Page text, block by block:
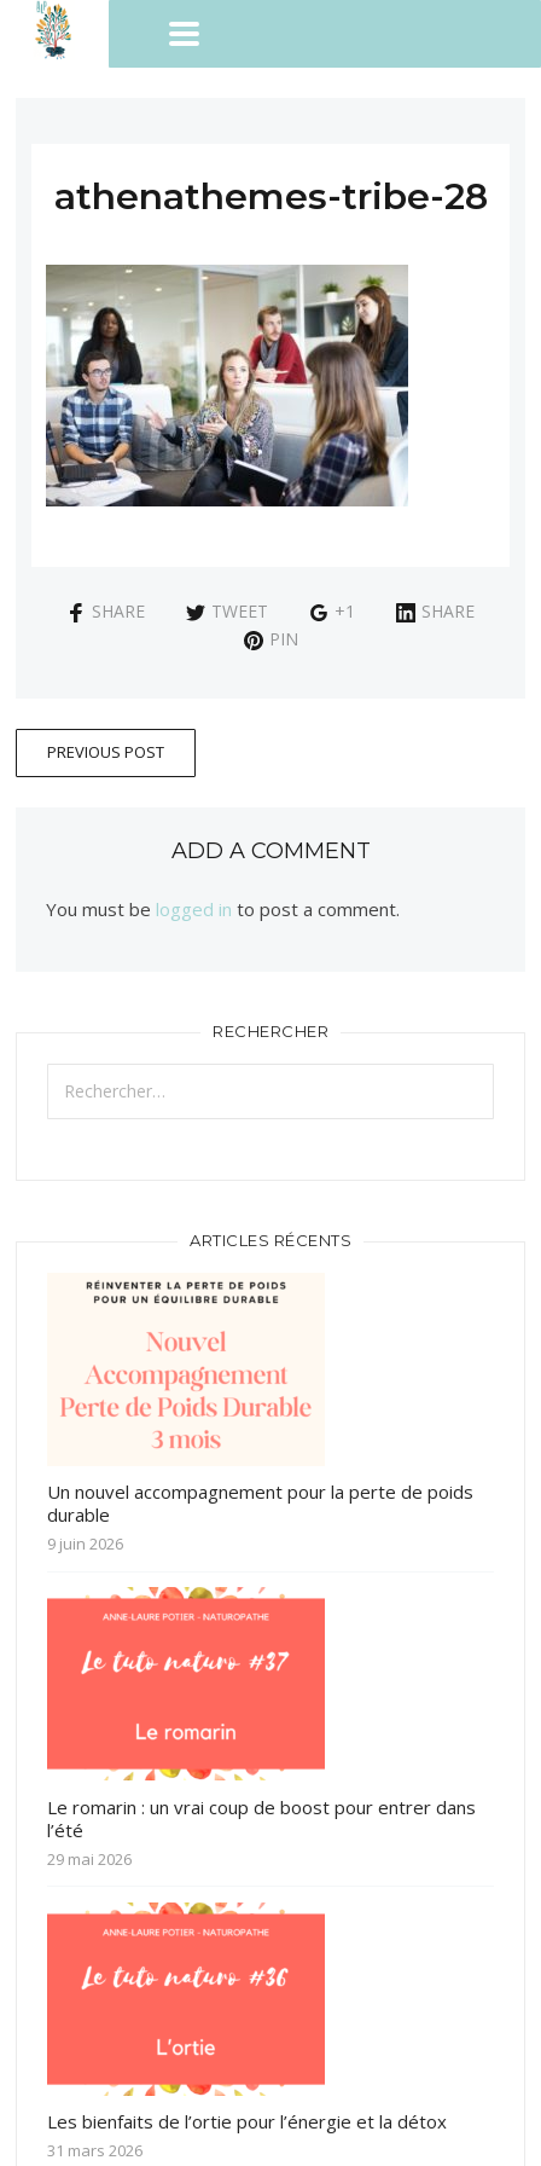
athenathemes-tribe-28
SHARE TWEET +1
SHARE
PIN
PREVIOUS POST
ADD A COMMENT
You must be logged in to post a comment.
RECHERCHER
Rechercher :
ARTICLES RÉCENTS
Un nouvel accompagnement pour la perte de poids
durable
9 juin 2026
Le romarin : un vrai coup de boost pour entrer dans
l’été
29 mai 2026
Les bienfaits de l’ortie pour l’énergie et la détox
31 mars 2026